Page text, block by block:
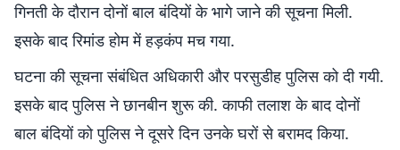
गिनती के दौरान दोनों बाल बंदियों के भागे जाने की सूचना मिली.
इसके बाद रिमांड होम में हड़कंप मच गया.
घटना की सूचना संबंधित अधिकारी और परसुडीह पुलिस को दी गयी.
इसके बाद पुलिस ने छानबीन शुरू की. काफी तलाश के बाद दोनों
बाल बंदियों को पुलिस ने दूसरे दिन उनके घरों से बरामद किया.